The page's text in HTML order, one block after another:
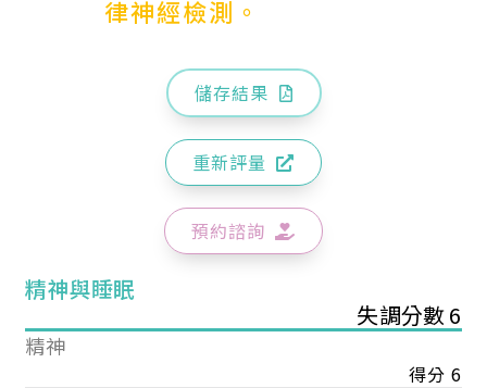
律神經檢測。
儲存結果
重新評量
預約諮詢
精神與睡眠
失調分數 6
精神
得分 6